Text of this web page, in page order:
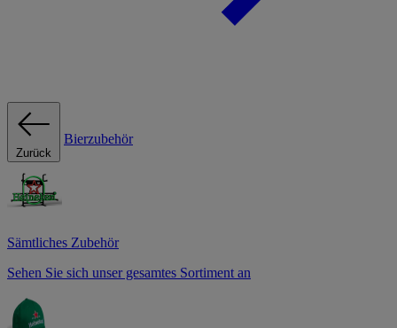
Zurück
Bierzubehör
Sämtliches Zubehör
Sehen Sie sich unser gesamtes Sortiment an